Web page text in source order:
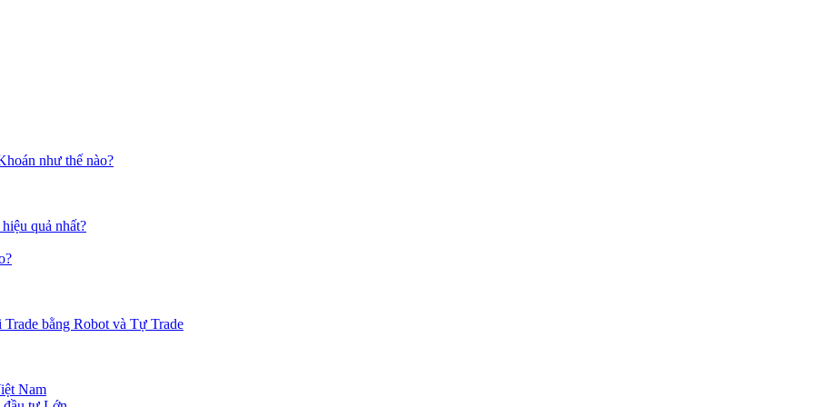
như thế nào?
quả nhất?
bằng Robot và Tự Trade
Nam